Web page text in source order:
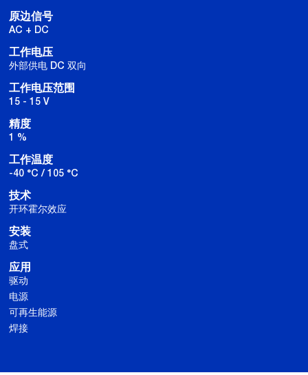
原边信号
AC + DC
工作电压
外部供电 DC 双向
工作电压范围
15 - 15 V
精度
1 %
工作温度
-40 °C / 105 °C
技术
开环霍尔效应
安装
盘式
应用
驱动
电源
可再生能源
焊接